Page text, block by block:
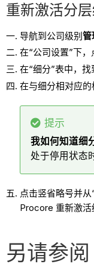
重新激活分
导航到公司级别管
在“公司设置”下，
在“细分”表中，找
在与细分相对应的
提示
我如何知道细
处于停用状态
点击竖省略号并从
Procore 重新激活
另请参阅